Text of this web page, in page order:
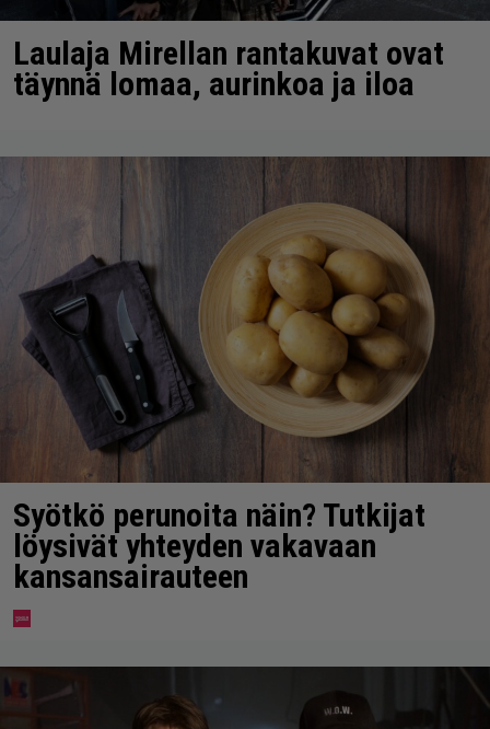
Laulaja Mirellan rantakuvat ovat
täynnä lomaa, aurinkoa ja iloa
Syötkö perunoita näin? Tutkijat
löysivät yhteyden vakavaan
kansansairauteen